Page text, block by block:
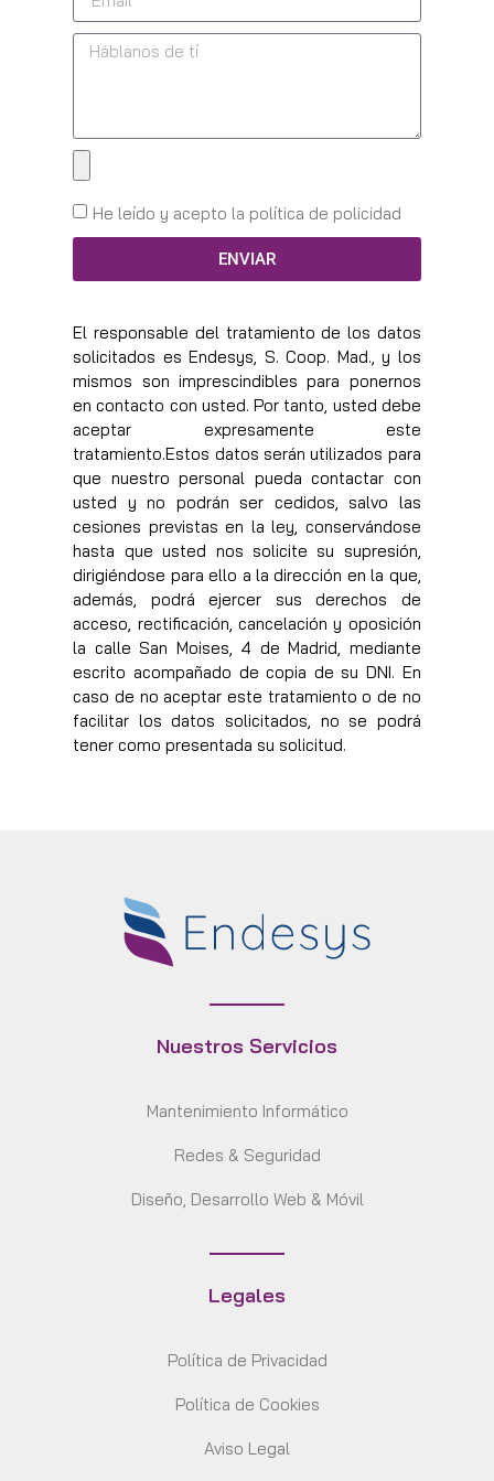
He leído y acepto la política de policidad
ENVIAR
El responsable del tratamiento de los datos
solicitados es Endesys, S. Coop. Mad., y los
mismos son imprescindibles para ponernos
en contacto con usted. Por tanto, usted debe
aceptar expresamente este
tratamiento.Estos datos serán utilizados para
que nuestro personal pueda contactar con
usted y no podrán ser cedidos, salvo las
cesiones previstas en la ley, conservándose
hasta que usted nos solicite su supresión,
dirigiéndose para ello a la dirección en la que,
además, podrá ejercer sus derechos de
acceso, rectificación, cancelación y oposición
la calle San Moises, 4 de Madrid, mediante
escrito acompañado de copia de su DNI. En
caso de no aceptar este tratamiento o de no
facilitar los datos solicitados, no se podrá
tener como presentada su solicitud.
Nuestros Servicios
Mantenimiento Informático
Redes & Seguridad
Diseño, Desarrollo Web & Móvil
Legales
Política de Privacidad
Política de Cookies
Aviso Legal